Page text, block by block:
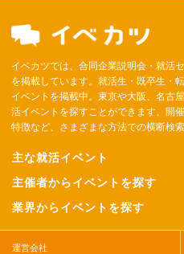
イベカツでは、合同企業説明会・就活
を掲載しています。就活生・既卒生・
イベントを掲載中。東京や大阪、名古
活イベントを探すことができます。開
特徴など、さまざまな方法での横断検索
主な就活イベント
主催者からイベントを探す
業界からイベントを探す
運営会社